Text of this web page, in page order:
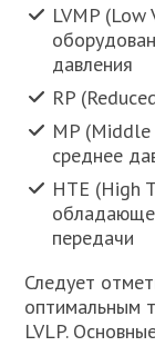
LVMP
давления
RP
MP (Middle
среднее
HTE (High
передачи
Следует
оптимальным
LVLP.